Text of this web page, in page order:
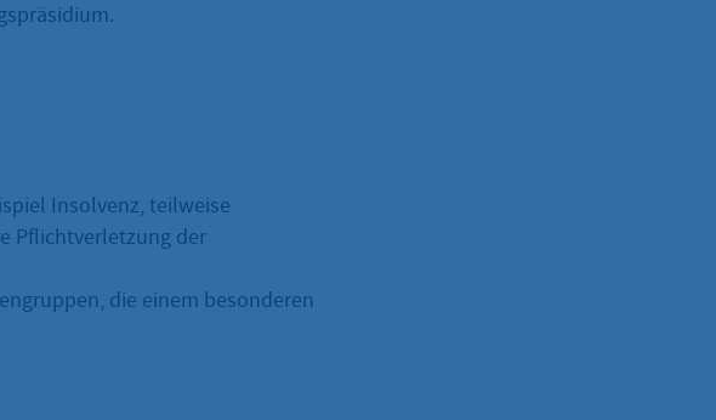
Insolvenz, teilweise
Pflichtverletzung der
die einem besonderen